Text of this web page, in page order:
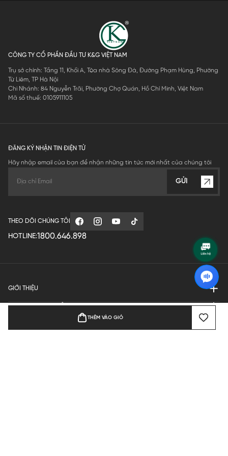
THÊM VÀO GIỎ
CÔNG TY CỔ PHẦN ĐẦU TƯ K&G VIỆT NAM
Trụ sở chính: Tầng 11, Khối A, Tòa nhà Sông Đà, Đường Phạm Hùng, Phường
Từ Liêm, TP Hà Nội
Chi Nhánh: 84 Nguyễn Trãi, Phường Chợ Quán, Hồ Chí Minh, Việt Nam
Mã số thuế: 0105911105
ĐĂNG KÝ NHẬN TIN ĐIỆN TỬ
Hãy nhập email của bạn để nhận những tin tức mới nhất của chúng tôi
GỬI
THEO DÕI CHÚNG TÔI
HOTLINE:1800.646.898
GIỚI THIỆU
QUY ĐỊNH HOẠT ĐỘNG